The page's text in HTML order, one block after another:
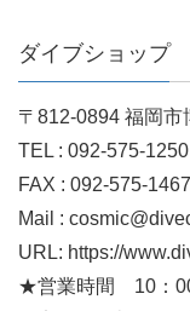
ダイブショップ
〒812-0894 福岡市
TEL : 092-575-1250
FAX : 092-575-1467
Mail :
URL: https://
★営業時間 10：00